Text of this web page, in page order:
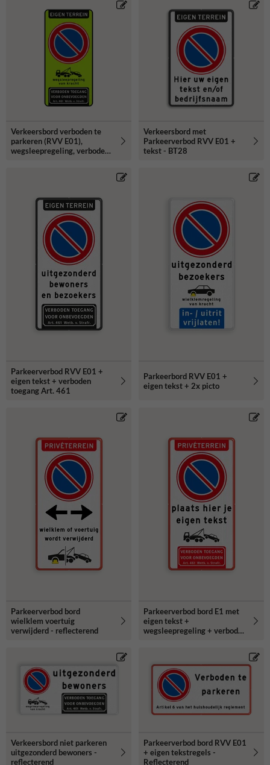
Verkeersbord verboden te
parkeren (RVV E01),
wegsleepregeling, verboden
Verkeersbord met
Parkeerverbod RVV E01 +
tekst - BT28
Parkeerverbod RVV E01 +
eigen tekst + verboden
toegang Art. 461
Parkeerbord RVV E01 +
eigen tekst + 2x picto
Parkeerverbod bord
wielklem voertuig
verwijderd - reflecterend
Parkeerverbod bord E1 met
eigen tekst +
wegsleepregeling + verboden
Verkeersbord niet parkeren
uitgezonderd bewoners -
reflecterend
Parkeerverbod bord RVV E01
+ eigen tekstregels -
Reflecterend